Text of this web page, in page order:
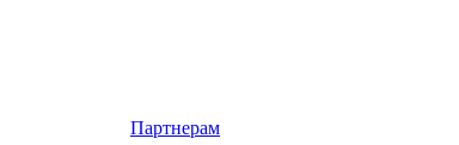
Партнерам